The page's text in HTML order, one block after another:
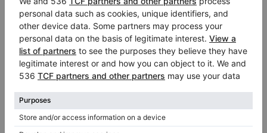
Prix de vente:
$7,259.39
Yamaha b1 SC2 — piano compact de la série B au
son plein
Hauteur:42″
Pays:Allemagne
Ville:Iéna
Professionnel (Entreprise)/
Vendeur vérifié